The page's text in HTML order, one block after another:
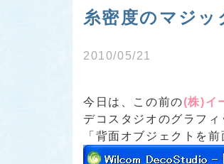
糸密度のマジッ
2010/05/21
今日は、この前の(株)イ
デコスタジオのグラフ
「背面オブジェクトを